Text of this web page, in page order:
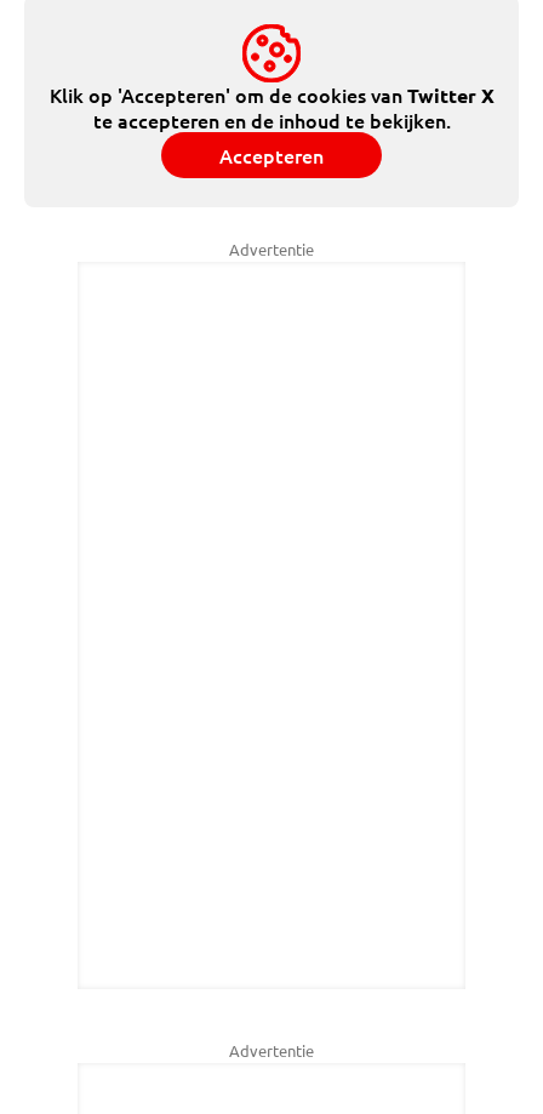
Klik op 'Accepteren' om de cookies vanTwitter X
te accepteren en de inhoud te bekijken.
Accepteren
Advertentie
Advertentie